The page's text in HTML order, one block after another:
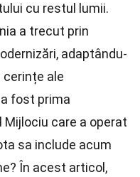
cu restul lumii.
a trecut prin
adaptându-
cerințe ale
a fost prima
Mijlociu care a operat
sa include acum
În acest articol,